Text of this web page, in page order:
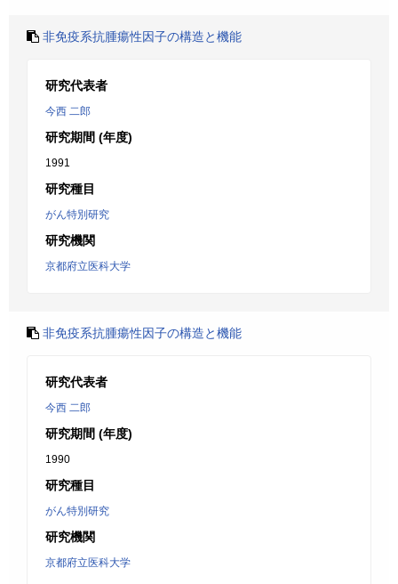
非免疫系抗腫瘍性因子の構造と機能
研究代表者
今西 二郎
研究期間 (年度)
1991
研究種目
がん特別研究
研究機関
京都府立医科大学
非免疫系抗腫瘍性因子の構造と機能
研究代表者
今西 二郎
研究期間 (年度)
1990
研究種目
がん特別研究
研究機関
京都府立医科大学